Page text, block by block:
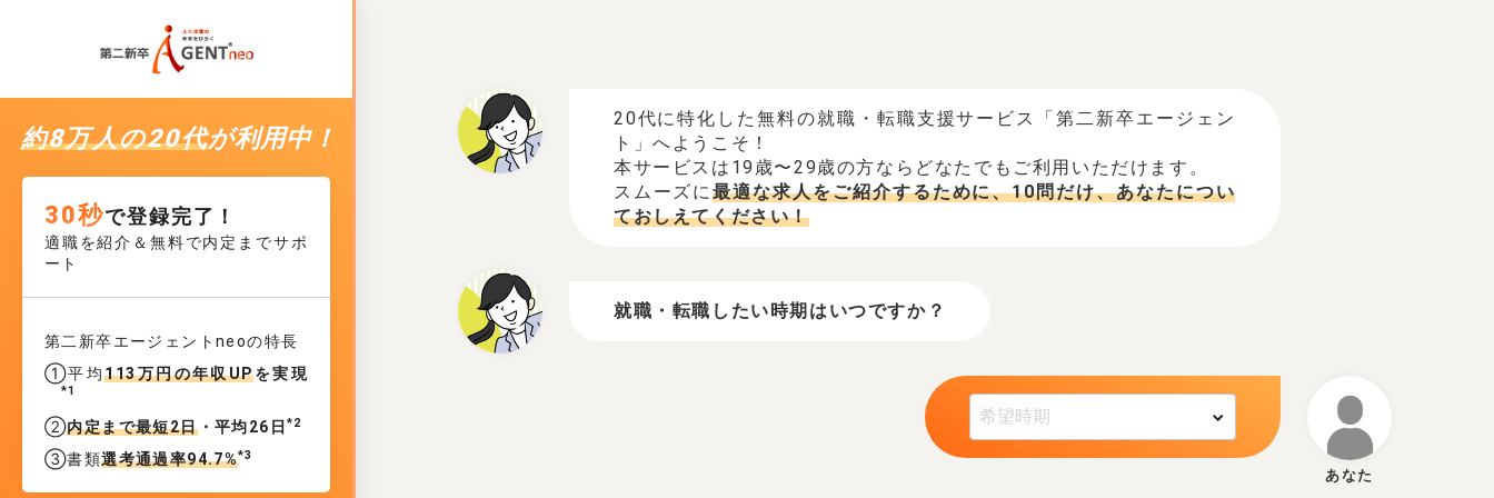
約8万人の20代が利用中！
30秒で登録完了！
適職を紹介＆無料で内定までサポ
ート
第二新卒エージェントneoの特長
①平均113万円の年収UPを実現
*1
②内定まで最短2日・平均26日*2
③書類選考通過率94.7%*3
20代に特化した無料の就職・転職支援サービス「第二新卒エージェン
ト」へようこそ！
本サービスは19歳〜29歳の方ならどなたでもご利用いただけます。
スムーズに最適な求人をご紹介するために、10問だけ、あなたについ
ておしえてください！
就職・転職したい時期はいつですか？